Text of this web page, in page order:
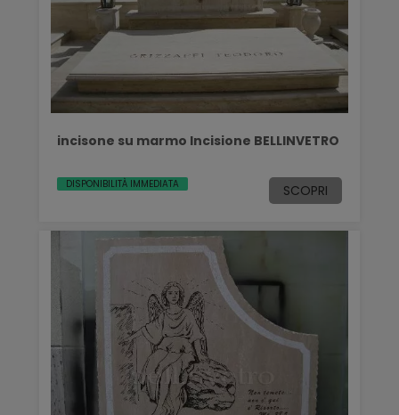
incisone su marmo Incisione BELLINVETRO
DISPONIBILITÀ IMMEDIATA SCOPRI